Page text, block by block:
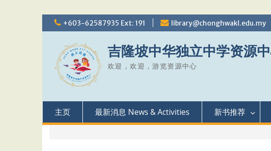
Skip
to
+603-62587935 Ext: 191 library@chonghwakl.edu.my
吉隆坡中华独立中学资源
欢迎，欢迎，游览资源中心
主页 最新消息 News & Activities 新书推荐